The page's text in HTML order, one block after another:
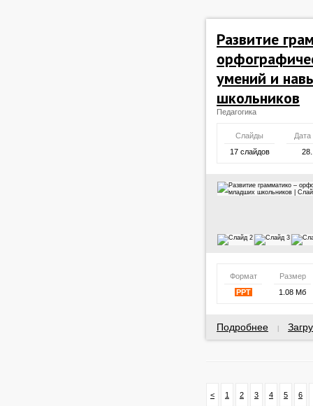
Развитие
умений и
школьников
Педагогика
Слайды
Дата
17 слайдов
Формат
Размер
PPT
1.08 Мб
Подробнее
< 1 2 3 4 5 6